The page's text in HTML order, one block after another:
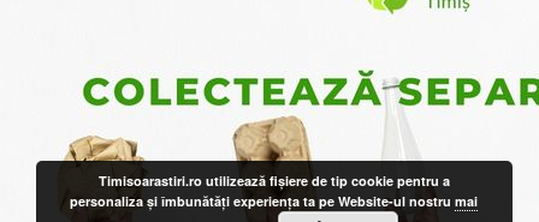
Timisoarastiri.ro utilizează fişiere de tip cookie pentru a
personaliza și îmbunătăți experiența ta pe Website-ul nostrumai